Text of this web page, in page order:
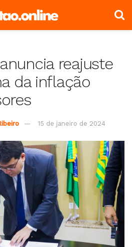
reajuste
da inflação
15 de janeiro de 2024